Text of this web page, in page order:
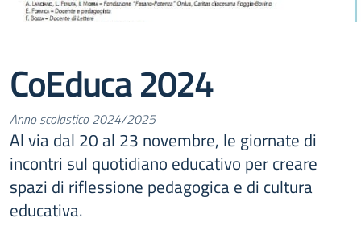
CoEduca 2024
Anno scolastico 2024/2025
Al via dal 20 al 23 novembre, le giornate di
incontri sul quotidiano educativo per creare
spazi di riflessione pedagogica e di cultura
educativa.